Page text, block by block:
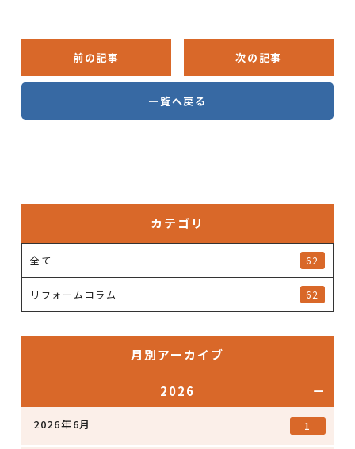
前の記事 次の記事
一覧へ戻る
カテゴリ
全て 62
リフォームコラム 62
月別アーカイブ
2026
2026年6月 1